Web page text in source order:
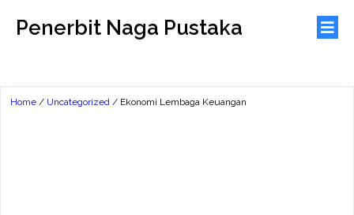
Penerbit Naga Pustaka
Home / Uncategorized / Ekonomi Lembaga Keuangan